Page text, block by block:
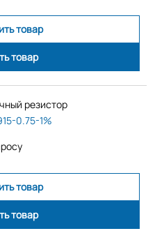
товар
товар
резистор
0.75-1%
товар
товар